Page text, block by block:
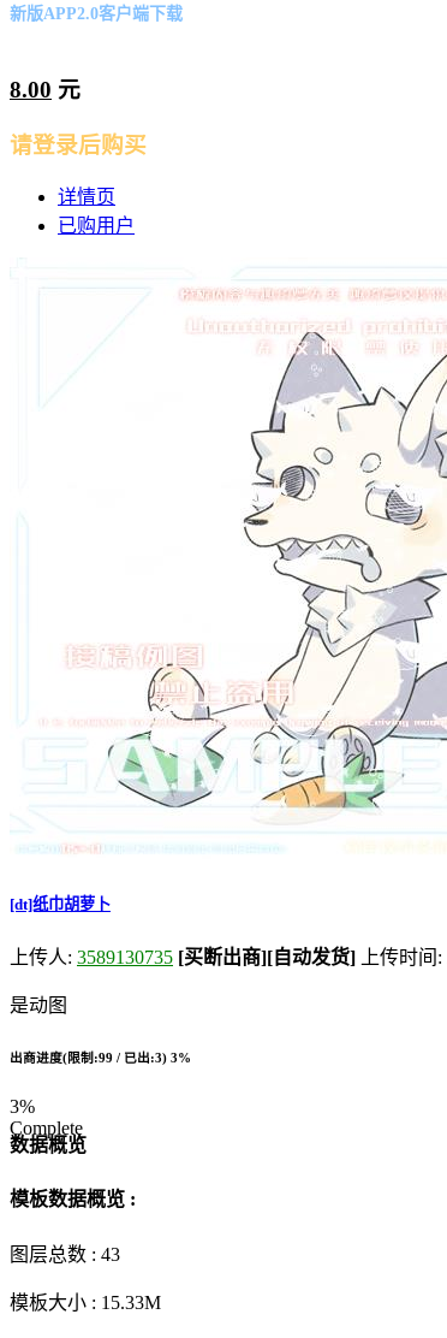
新版APP2.0客户端下载
8.00 元
请登录后购买
详情页
已购用户
[dt]纸巾胡萝卜
上传人: 3589130735 [买断出商][自动发货] 上传时间:
是动图
出商进度(限制:99 / 已出:3) 3%
3%
Complete
数据概览
模板数据概览 :
图层总数 : 43
模板大小 : 15.33M